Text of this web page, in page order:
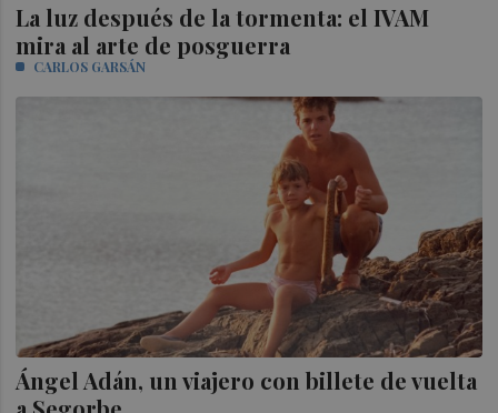
La luz después de la tormenta: el IVAM
mira al arte de posguerra
CARLOS GARSÁN
Ángel Adán, un viajero con billete de vuelta